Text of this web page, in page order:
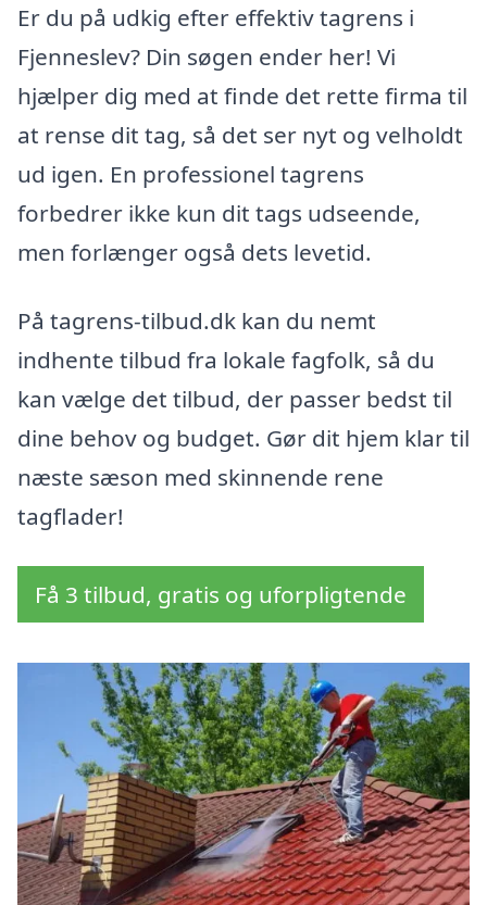
Er du på udkig efter effektiv tagrens i
Fjenneslev? Din søgen ender her! Vi
hjælper dig med at finde det rette firma til
at rense dit tag, så det ser nyt og velholdt
ud igen. En professionel tagrens
forbedrer ikke kun dit tags udseende,
men forlænger også dets levetid.
På tagrens-tilbud.dk kan du nemt
indhente tilbud fra lokale fagfolk, så du
kan vælge det tilbud, der passer bedst til
dine behov og budget. Gør dit hjem klar til
næste sæson med skinnende rene
tagflader!
Få 3 tilbud, gratis og uforpligtende